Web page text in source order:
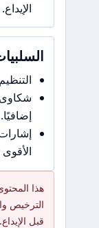
الإيداع.
إضافيًا.
هذا
الترخيص
قبل الإيداع.